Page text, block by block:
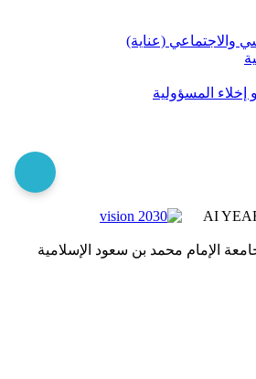
والاجتماعي (عناية)
إخلاء المسؤولية
الإمام محمد بن سعود الإسلامية